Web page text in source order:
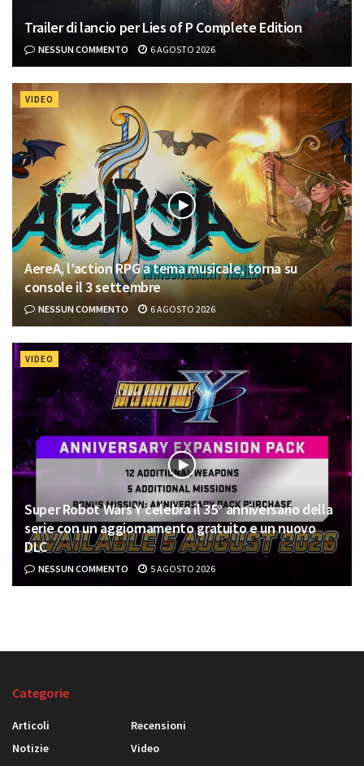
Trailer di lancio per Lies of P Complete Edition
NESSUN COMMENTO 6 AGOSTO 2026
VIDEO
AereA, l’action RPG a tema musicale, torna su
console il 3 settembre
NESSUN COMMENTO 6 AGOSTO 2026
VIDEO
Super Robot Wars Y celebra il 35° anniversario della
serie con un aggiornamento gratuito e un nuovo
DLC
NESSUN COMMENTO 5 AGOSTO 2026
Categorie
Articoli
Notizie
Recensioni
Video